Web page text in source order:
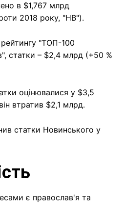
в $1,767 млрд
2018 року, "НВ").
"ТОП-100
статки – $2,4 млрд (+50 %
оцінювалися у $3,5
втратив $2,1 млрд.
статки Новинського у
є православ'я та